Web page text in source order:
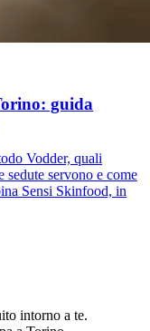
guida
Vodder, quali
sedute servono e come
Sensi Skinfood, in
intorno a te.